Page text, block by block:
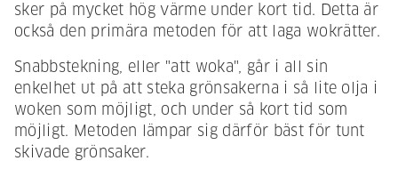
sker på mycket hög värme under kort tid. Detta är
också den primära metoden för att laga wokrätter.
Snabbstekning, eller "att woka", går i all sin
enkelhet ut på att steka grönsakerna i så lite olja i
woken som möjligt, och under så kort tid som
möjligt. Metoden lämpar sig därför bäst för tunt
skivade grönsaker.